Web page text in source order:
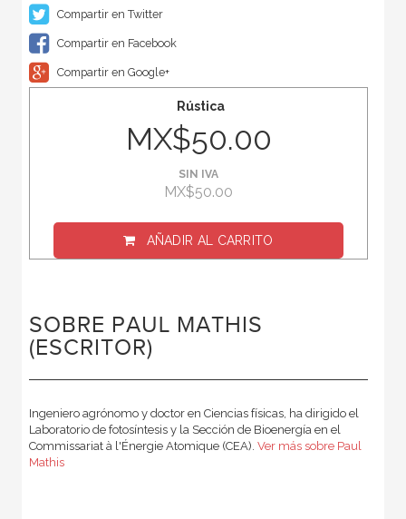
Compartir en Twitter
Compartir en Facebook
Compartir en Google+
Rústica
MX$50.00
SIN IVA
MX$50.00
AÑADIR AL CARRITO
SOBRE PAUL MATHIS
(ESCRITOR)
Ingeniero agrónomo y doctor en Ciencias físicas, ha dirigido el
Laboratorio de fotosíntesis y la Sección de Bioenergía en el
Commissariat à l'Énergie Atomique (CEA). Ver más sobre Paul
Mathis